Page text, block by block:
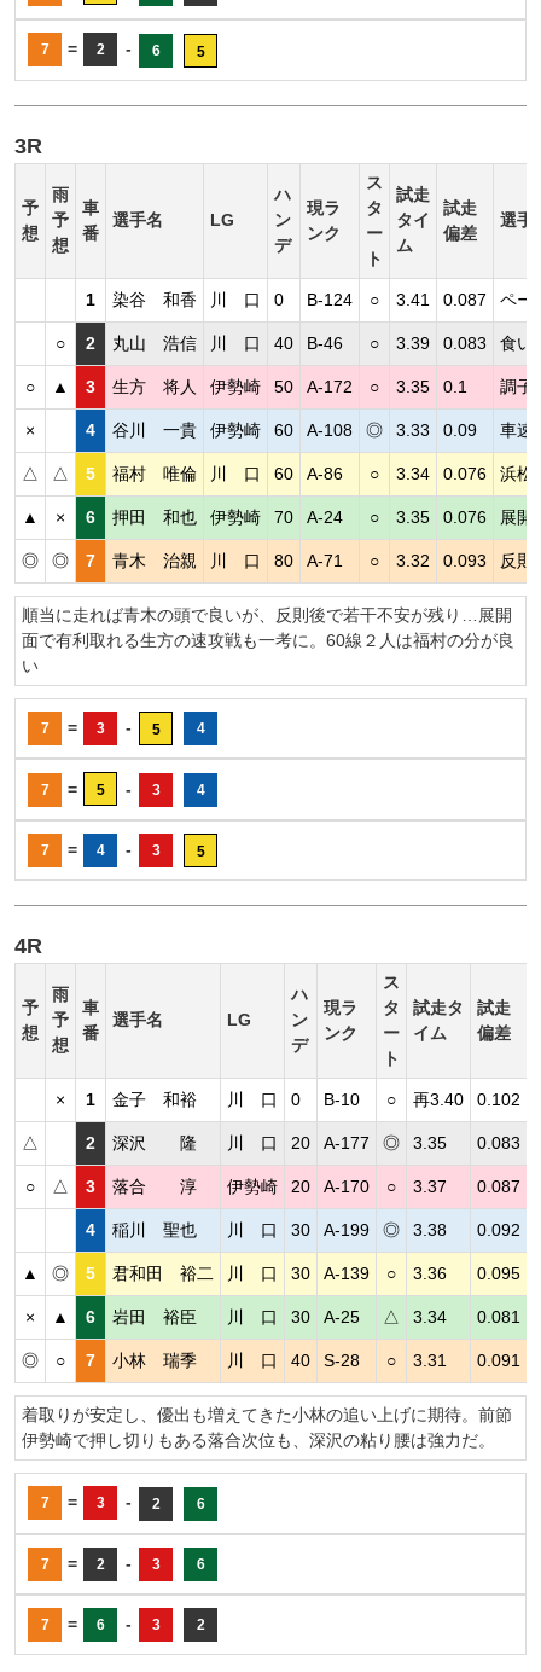
7 = 2 - 6 5
3R
予
想
雨
予
想
車
番
選手名 LG
ハ
ン
デ
現ラ
ンク
ス
タ
ー
ト
試走
タイ
ム
試走
偏差
選手
1 染谷 和香 川 口 0 B-124 ○ 3.41 0.087 ペー
○ 2 丸山 浩信 川 口 40 B-46 ○ 3.39 0.083 食い
○ ▲ 3 生方 将人 伊勢崎 50 A-172 ○ 3.35 0.1 調子
× 4 谷川 一貴 伊勢崎 60 A-108 ◎ 3.33 0.09 車速
△ △ 5 福村 唯倫 川 口 60 A-86 ○ 3.34 0.076 浜松
▲ × 6 押田 和也 伊勢崎 70 A-24 ○ 3.35 0.076 展開
◎ ◎ 7 青木 治親 川 口 80 A-71 ○ 3.32 0.093 反則
順当に走れば青木の頭で良いが、反則後で若干不安が残り…展開
面で有利取れる生方の速攻戦も一考に。60線２人は福村の分が良
い
7 = 3 - 5 4
7 = 5 - 3 4
7 = 4 - 3 5
4R
予
想
雨
予
想
車
番
選手名 LG
ハ
ン
デ
現ラ
ンク
ス
タ
ー
ト
試走タ
イム
試走
偏差
× 1 金子 和裕 川 口 0 B-10 ○ 再3.40 0.102
△ 2 深沢 隆 川 口 20 A-177 ◎ 3.35 0.083
○ △ 3 落合 淳 伊勢崎 20 A-170 ○ 3.37 0.087
4 稲川 聖也 川 口 30 A-199 ◎ 3.38 0.092
▲ ◎ 5 君和田 裕二 川 口 30 A-139 ○ 3.36 0.095
× ▲ 6 岩田 裕臣 川 口 30 A-25 △ 3.34 0.081
◎ ○ 7 小林 瑞季 川 口 40 S-28 ○ 3.31 0.091
着取りが安定し、優出も増えてきた小林の追い上げに期待。前節
伊勢崎で押し切りもある落合次位も、深沢の粘り腰は強力だ。
7 = 3 - 2 6
7 = 2 - 3 6
7 = 6 - 3 2